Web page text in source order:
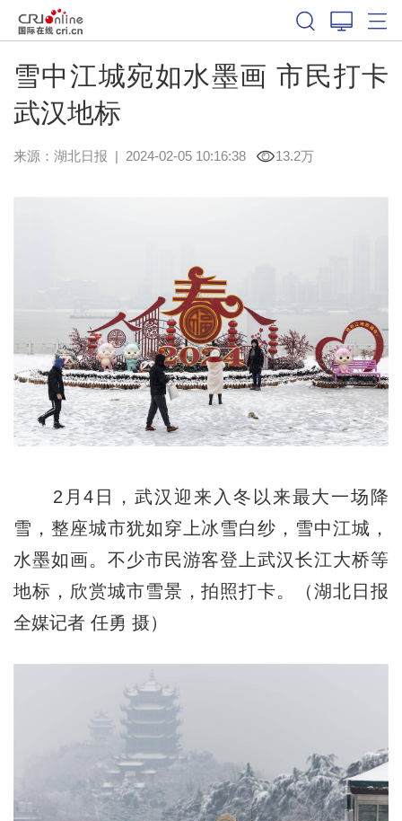
雪中江城宛如水墨画 市民打卡
武汉地标
来源： 湖北日报 | 2024-02-05 10:16:38 13.2万
2月4日，武汉迎来入冬以来最大一场降
雪，整座城市犹如穿上冰雪白纱，雪中江城，
水墨如画。不少市民游客登上武汉长江大桥等
地标，欣赏城市雪景，拍照打卡。（湖北日报
全媒记者 任勇 摄）